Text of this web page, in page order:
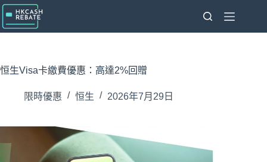
跳
至
主
內
恒生Visa卡繳費優惠：高達2%回贈
限時優惠 恒生 2026年7月29日